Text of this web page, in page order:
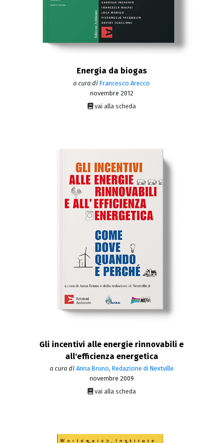
Energia da biogas
a cura di Francesco Arecco
novembre 2012
vai alla scheda
Gli incentivi alle energie rinnovabili e
all'efficienza energetica
a cura di Anna Bruno, Redazione di Nextville
novembre 2009
vai alla scheda